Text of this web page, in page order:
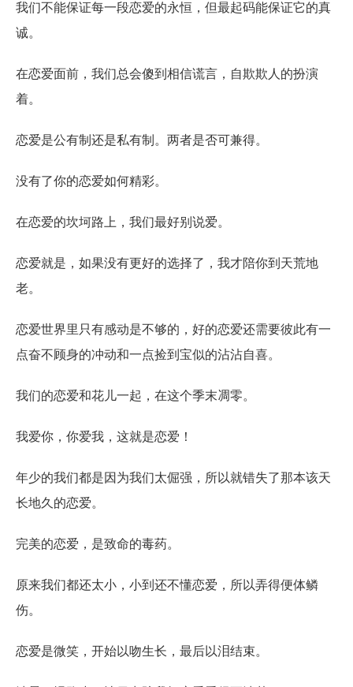
我们不能保证每一段恋爱的永恒，但最起码能保证它的真
诚。
在恋爱面前，我们总会傻到相信谎言，自欺欺人的扮演
着。
恋爱是公有制还是私有制。两者是否可兼得。
没有了你的恋爱如何精彩。
在恋爱的坎坷路上，我们最好别说爱。
恋爱就是，如果没有更好的选择了，我才陪你到天荒地
老。
恋爱世界里只有感动是不够的，好的恋爱还需要彼此有一
点奋不顾身的冲动和一点捡到宝似的沾沾自喜。
我们的恋爱和花儿一起，在这个季末凋零。
我爱你，你爱我，这就是恋爱！
年少的我们都是因为我们太倔强，所以就错失了那本该天
长地久的恋爱。
完美的恋爱，是致命的毒药。
原来我们都还太小，小到还不懂恋爱，所以弄得便体鳞
伤。
恋爱是微笑，开始以吻生长，最后以泪结束。